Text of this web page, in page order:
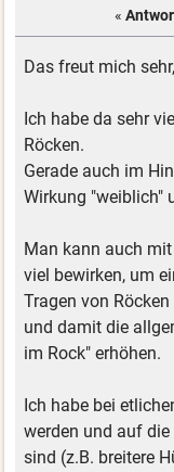
«
Das freut mich
Ich habe da sehr
Röcken.
Gerade auch im
Wirkung "weiblich"
Man kann auch
viel bewirken, um
Tragen von
und damit die
im Rock" erhöhen.
Ich habe bei
werden und auf
sind (z.B. breitere